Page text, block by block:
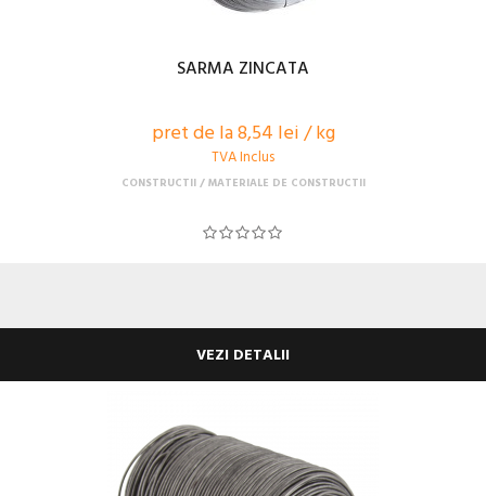
SARMA ZINCATA
pret de la 8,54 lei / kg
TVA Inclus
CONSTRUCTII MATERIALE DE CONSTRUCTII
VEZI DETALII